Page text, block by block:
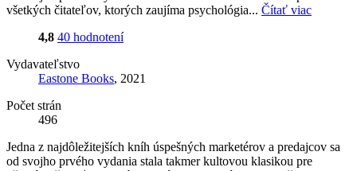
všetkých čitateľov, ktorých zaujíma psychológia... Čítať viac
4,8 40 hodnotení
Vydavateľstvo
Eastone Books, 2021
Počet strán
496
Jedna z najdôležitejších kníh úspešných marketérov a predajcov sa
od svojho prvého vydania stala takmer kultovou klasikou pre